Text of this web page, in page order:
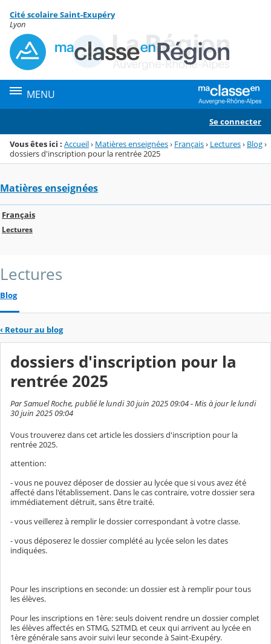
Menu de la rubrique
Contenu
Cité scolaire Saint-Exupéry
Lyon
MENU
Se connecter
Vous êtes ici : Accueil› Matières enseignées› Français› Lectures› Blog›
dossiers d'inscription pour la rentrée 2025
Matières enseignées
Français
Lectures
Lectures
Blog
‹ Retour au blog
dossiers d'inscription pour la
rentrée 2025
Par Samuel Roche, publié le lundi 30 juin 2025 09:04 - Mis à jour le lundi
30 juin 2025 09:04
Vous trouverez dans cet article les dossiers d'inscription pour la
rentrée 2025.
attention:
- vous ne pouvez déposer de dossier au lycée que si vous avez été
affecté dans l'établissement. Dans le cas contraire, votre dossier sera
immédiatement détruit, sans être traité.
- vous veillerez à remplir le dossier correspondant à votre classe.
- vous déposerez le dossier complété au lycée selon les dates
indiquées.
Pour les inscriptions en seconde: un dossier est à remplir pour tous
les élèves.
Pour les inscriptions en 1ère: seuls doivent rendre un dossier complet
les élèves affectés en STMG, S2TMD, et ceux qui arrivent au lycée en
1ère générale sans avoir suivi leur seconde à Saint-Exupéry.